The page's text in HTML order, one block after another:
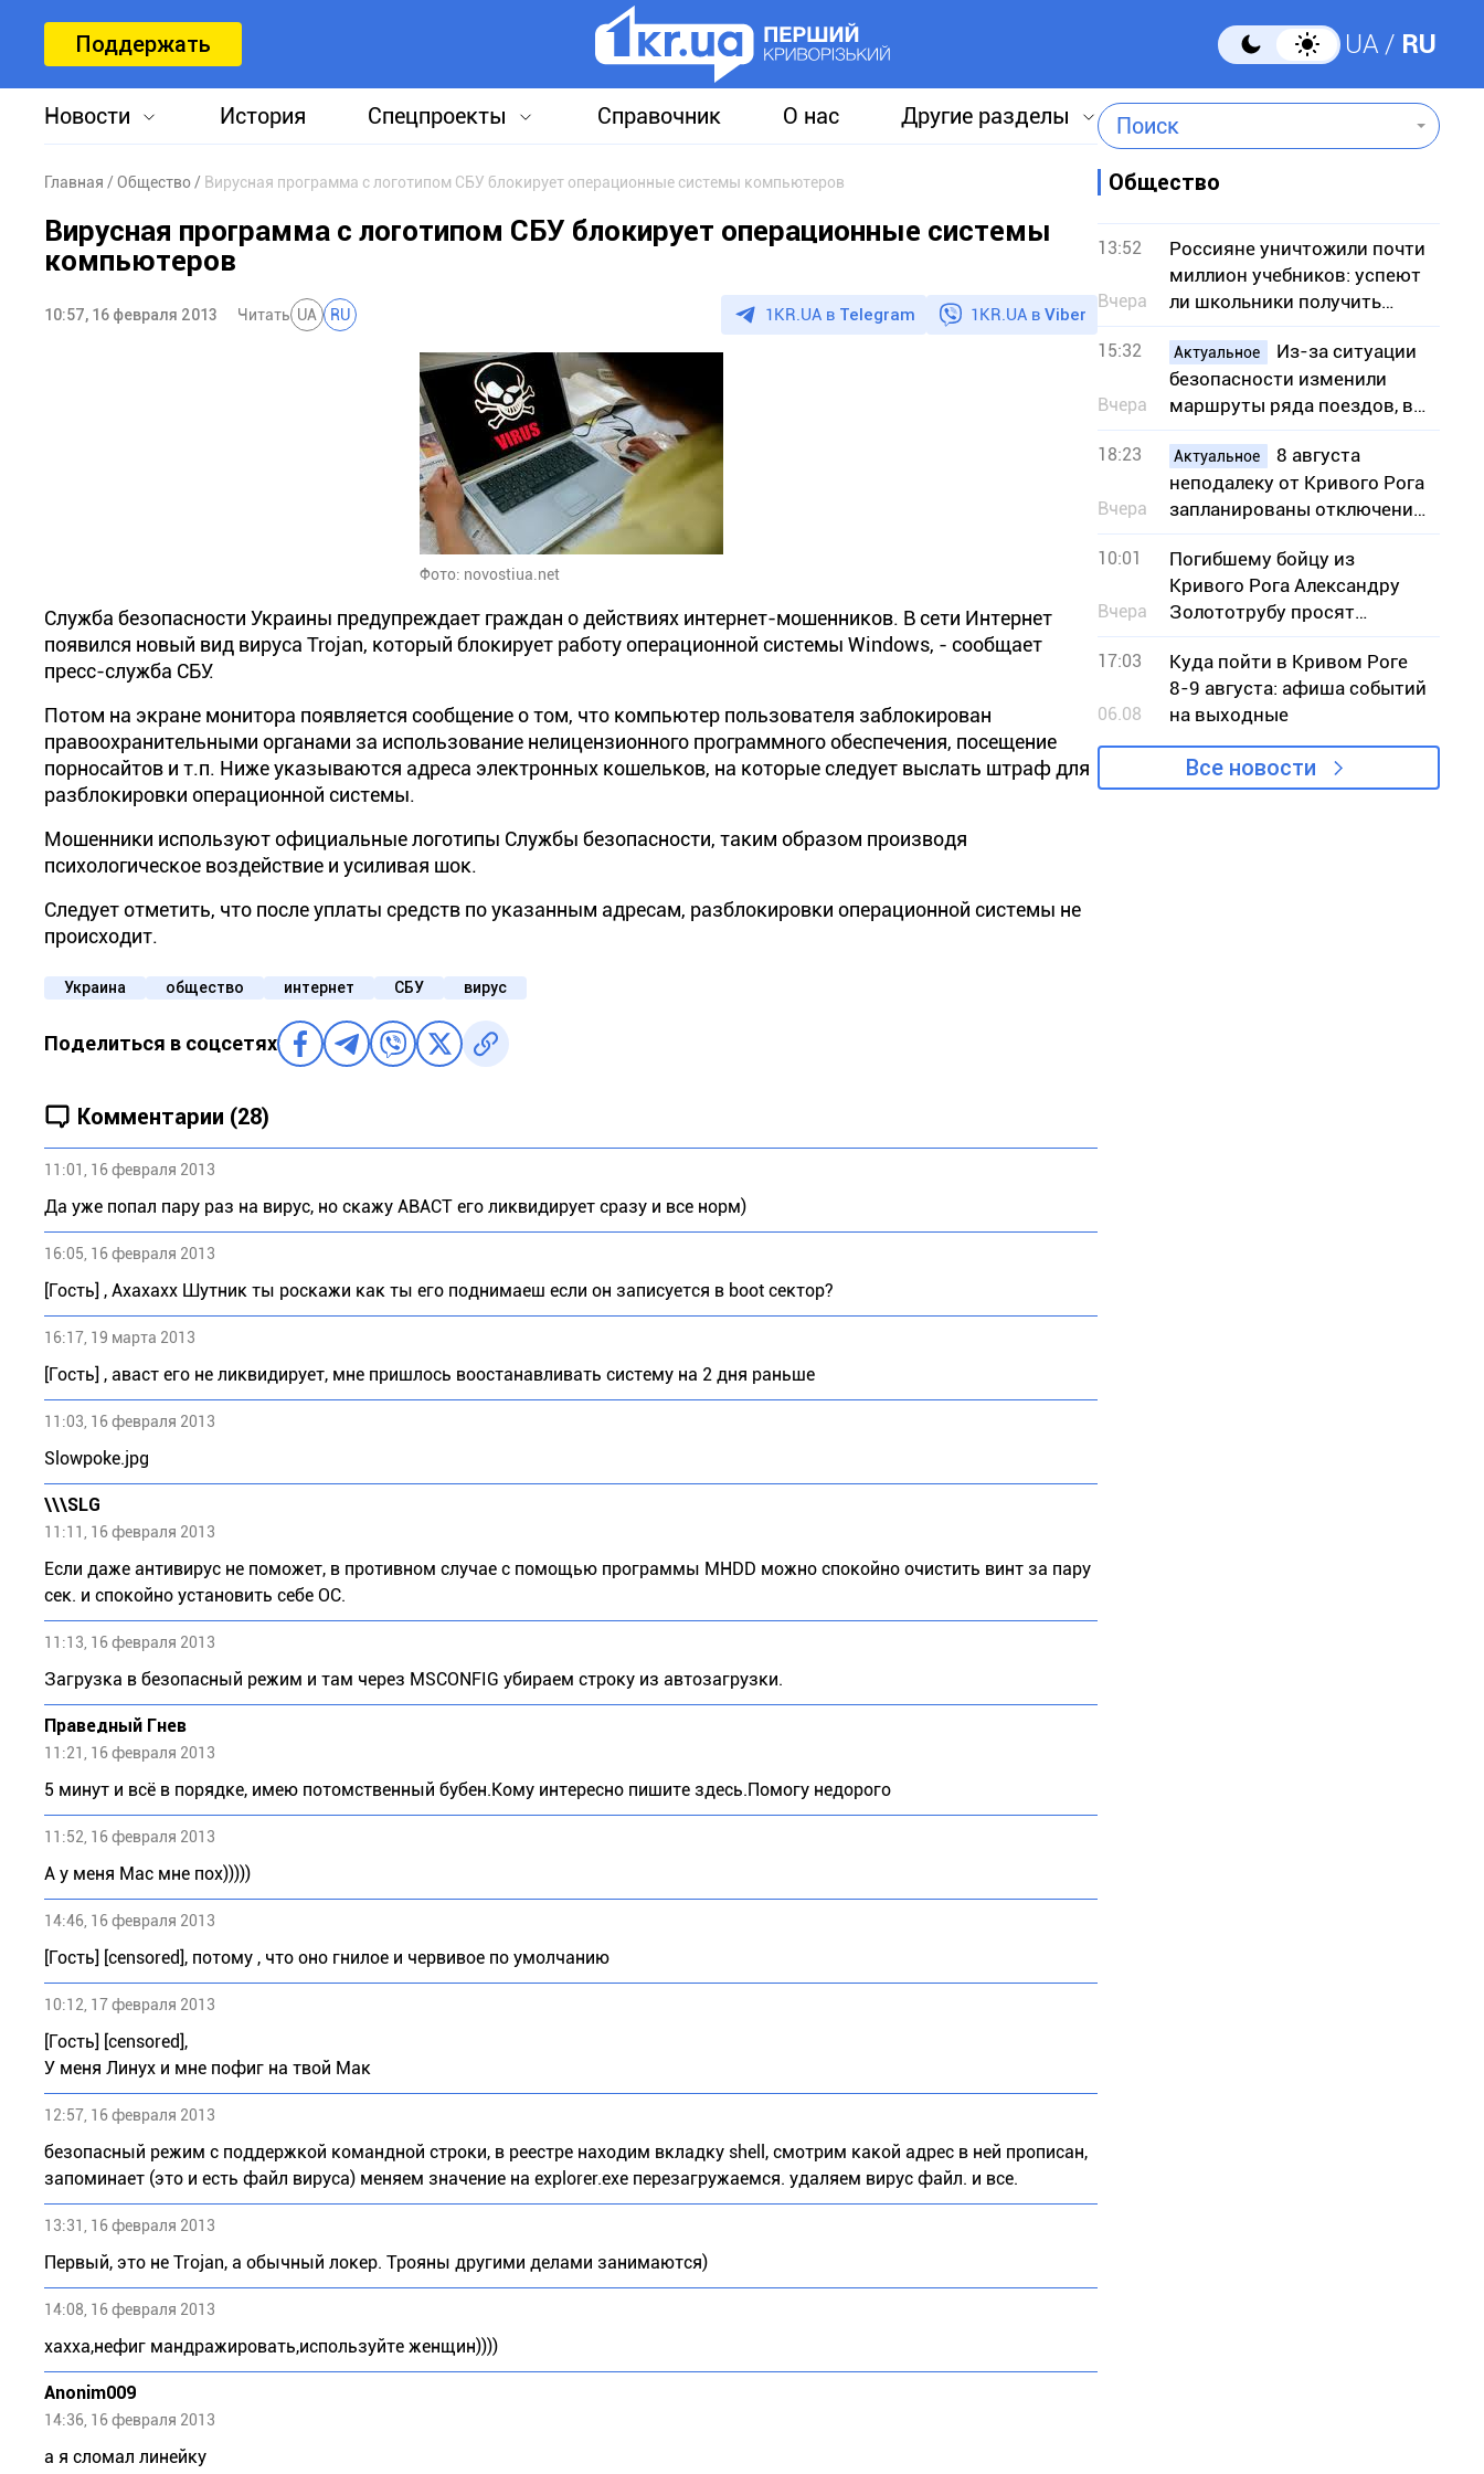
Поддержать UA RU
Новости История Спецпроекты Справочник О нас Другие разделы Поиск
Главная Общество Вирусная программа с логотипом СБУ блокирует операционные системы компьютеров
Вирусная программа с логотипом СБУ блокирует операционные системы
компьютеров
10:57, 16 февраля 2013 Читать UA RU 1KR.UA в Telegram 1KR.UA в Viber
Фото: novostiua.net
Служба безопасности Украины предупреждает граждан о действиях интернет-мошенников. В сети Интернет
появился новый вид вируса Trojan, который блокирует работу операционной системы Windows, - сообщает
пресс-служба СБУ.
Потом на экране монитора появляется сообщение о том, что компьютер пользователя заблокирован
правоохранительными органами за использование нелицензионного программного обеспечения, посещение
порносайтов и т.п. Ниже указываются адреса электронных кошельков, на которые следует выслать штраф для
разблокировки операционной системы.
Мошенники используют официальные логотипы Службы безопасности, таким образом производя
психологическое воздействие и усиливая шок.
Следует отметить, что после уплаты средств по указанным адресам, разблокировки операционной системы не
происходит.
Украина общество интернет СБУ вирус
Поделиться в соцсетях
Комментарии (28)
11:01, 16 февраля 2013
Да уже попал пару раз на вирус, но скажу АВАСТ его ликвидирует сразу и все норм)
16:05, 16 февраля 2013
[Гость] , Ахахахх Шутник ты роскажи как ты его поднимаеш если он записуется в boot сектор?
16:17, 19 марта 2013
[Гость] , аваст его не ликвидирует, мне пришлось воостанавливать систему на 2 дня раньше
11:03, 16 февраля 2013
Slowpoke.jpg
\\\SLG
11:11, 16 февраля 2013
Если даже антивирус не поможет, в противном случае с помощью программы MHDD можно спокойно очистить винт за пару
сек. и спокойно установить себе ОС.
11:13, 16 февраля 2013
Загрузка в безопасный режим и там через MSCONFIG убираем строку из автозагрузки.
Праведный Гнев
11:21, 16 февраля 2013
5 минут и всё в порядке, имею потомственный бубен.Кому интересно пишите здесь.Помогу недорого
11:52, 16 февраля 2013
А у меня Mac мне пох)))))
14:46, 16 февраля 2013
[Гость] [censored], потому , что оно гнилое и червивое по умолчанию
10:12, 17 февраля 2013
[Гость] [censored],
У меня Линух и мне пофиг на твой Мак
12:57, 16 февраля 2013
безопасный режим с поддержкой командной строки, в реестре находим вкладку shell, смотрим какой адрес в ней прописан,
запоминает (это и есть файл вируса) меняем значение на explorer.exe перезагружаемся. удаляем вирус файл. и все.
13:31, 16 февраля 2013
Первый, это не Trojan, а обычный локер. Трояны другими делами занимаются)
14:08, 16 февраля 2013
хахха,нефиг мандражировать,используйте женщин))))
Anonim009
14:36, 16 февраля 2013
а я сломал линейку
Общество
13:52
Вчера
Россияне уничтожили почти
миллион учебников: успеют
ли школьники получить
книги к учебному году
15:32
Вчера
Актуальное
Из-за ситуации
безопасности изменили
маршруты ряда поездов, в
частности сообщением с
Кривым Рогом
18:23
Вчера
Актуальное
8 августа
неподалеку от Кривого Рога
запланированы отключения
света – адреса
10:01
Вчера
Погибшему бойцу из
Кривого Рога Александру
Золототрубу просят
присвоить звание Героя
Украины
17:03
06.08
Куда пойти в Кривом Роге
8-9 августа: афиша событий
на выходные
Все новости